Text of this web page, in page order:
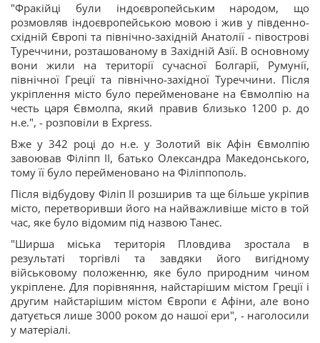
"Фракійці були індоєвропейським народом, що
розмовляв індоєвропейською мовою і жив у південно-
східній Європі та північно-західній Анатолії - півострові
Туреччини, розташованому в Західній Азії. В основному
вони жили на території сучасної Болгарії, Румунії,
північної Греції та північно-західної Туреччини. Після
укріплення місто було перейменоване на Євмолпію на
честь царя Євмолпа, який правив близько 1200 р. до
н.е.", - розповіли в Express.
Вже у 342 році до н.е. у Золотий вік Афін Євмолпію
завоював Філіпп II, батько Олександра Македонського,
тому її було перейменовано на Філіппополь.
Після відбудову Філіп II розширив та ще більше укріпив
місто, перетворивши його на найважливіше місто в той
час, яке було відомим під назвою Танес.
"Ширша міська територія Пловдива зростала в
результаті торгівлі та завдяки його вигідному
військовому положенню, яке було природним чином
укріплене. Для порівняння, найстарішим містом Греції і
другим найстарішим містом Європи є Афіни, але воно
датується лише 3000 роком до нашої ери", - наголосили
у матеріалі.